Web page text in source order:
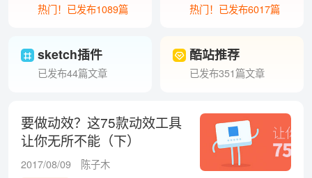
热门！已发布1089篇 热门！已发布6017篇
sketch插件
已发布44篇文章
酷站推荐
已发布351篇文章
要做动效？这75款动效工具
让你无所不能（下）
2017/08/09
陈子木